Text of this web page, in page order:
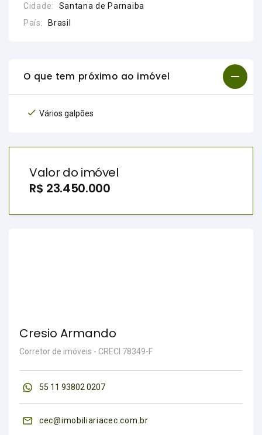
Cidade:
Santana de Parnaiba
País:
Brasil
O que tem próximo ao imóvel
Vários galpões
Valor do imóvel
R$ 23.450.000
Cresio Armando
Corretor de imóveis - CRECI 78349-F
55 11 93802 0207
cec@imobiliariacec.com.br